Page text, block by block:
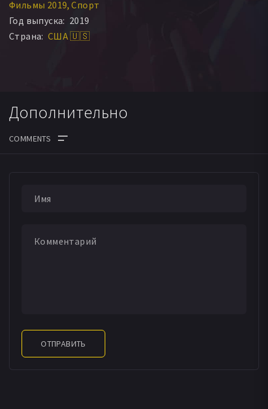
Фильмы 2019 Спорт
Год выпуска: 2019
Страна: США 🇺🇸
Дополнительно
ОТПРАВИТЬ